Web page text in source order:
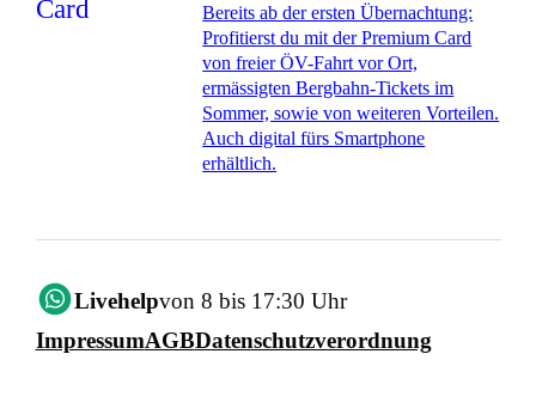
Bereits ab der ersten Übernachtung:
Profitierst du mit der Premium Card
von freier ÖV-Fahrt vor Ort,
ermässigten Bergbahn-Tickets im
Sommer, sowie von weiteren Vorteilen.
Auch digital fürs Smartphone
erhältlich.
Livehelpvon 8 bis 17:30 Uhr
ImpressumAGBDatenschutzverordnung